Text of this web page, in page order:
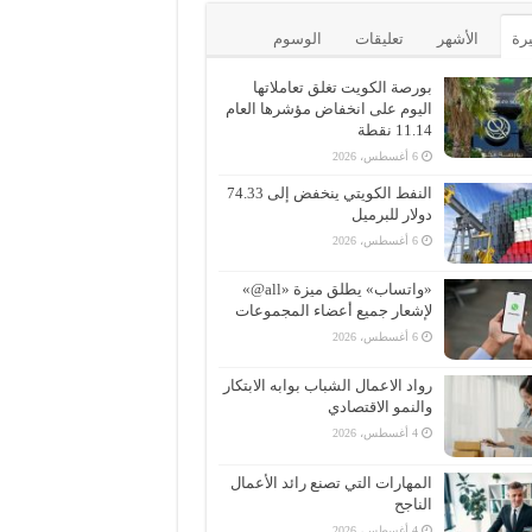
الأشهر تعليقات الوسوم
بورصة الكويت تغلق تعاملاتها
اليوم على انخفاض مؤشرها العام
11.14 نقطة
6 أغسطس، 2026
النفط الكويتي ينخفض إلى 74.33
دولار للبرميل
6 أغسطس، 2026
«واتساب» يطلق ميزة «all@»
لإشعار جميع أعضاء المجموعات
6 أغسطس، 2026
رواد الاعمال الشباب بوابه الابتكار
والنمو الاقتصادي
4 أغسطس، 2026
المهارات التي تصنع رائد الأعمال
الناجح